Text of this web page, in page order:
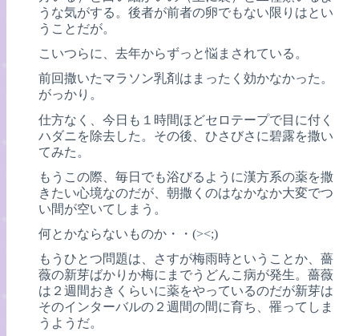
うな気がする。後者が前者の卵でもない限りはとい
うことだが。
こいつらに、去年からずっと悩まされている。
前回撒いたマラソン乳剤はまったく効かなかった。
がっかり。
仕方なく、今日も１時間ほどセロテープで目に付く
ハダニを除去した。その後、ひさびさに碧露を撒い
てみた。
もうこの際、毎日でも浴びるように漢方系の薬を撒
きたい心境なのだが、朝撒くのはなかなか大変でつ
い間が空いてしまう。
何とかならないものか・・(><;)
もうひとつ問題は、さすが梅雨時ということか、薔
薇の新芽ばかりか梅にまでうどんこ病が発生。薔薇
は２週間おきくらいに薬をやっているのだが新芽は
そのインターバルの２週間の間に育ち、罹ってしま
うようだ。